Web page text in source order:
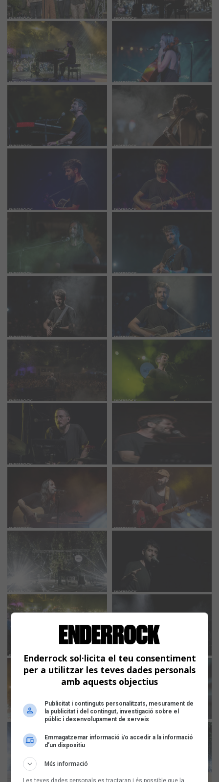
Enderrock sol·licita el teu consentiment
per a utilitzar les teves dades personals
amb aquests objectius
Publicitat i continguts personalitzats, mesurament de
la publicitat i del contingut, investigació sobre el
públic i desenvolupament de serveis
Emmagatzemar informació i/o accedir a la informació
d’un dispositiu
Més informació
Les teves dades personals es tractaran i és possible que la